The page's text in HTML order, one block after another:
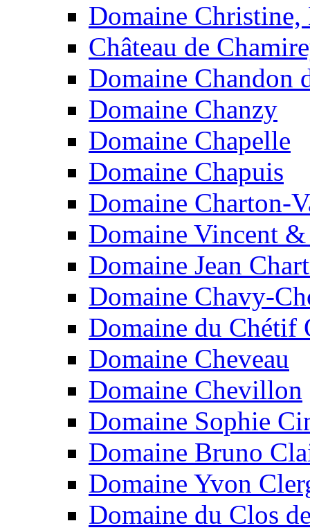
Domaine
Château de
Domaine Chandon
Domaine Chanzy
Domaine Chapelle
Domaine Chapuis
Domaine Charton-
Domaine Vincent
Domaine Jean
Domaine Chavy-
Domaine du Chétif
Domaine Cheveau
Domaine Chevillon
Domaine Sophie
Domaine Bruno
Domaine Yvon
Domaine du Clos